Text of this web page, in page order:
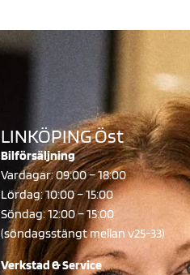
LINKÖPING Öst
Bilförsäljning
Vardagar: 09:00 – 18:00
Lördag: 10:00 – 15:00
Söndag: 12:00 – 15:00
(söndagsstängt mellan v25-33)
Verkstad & Service